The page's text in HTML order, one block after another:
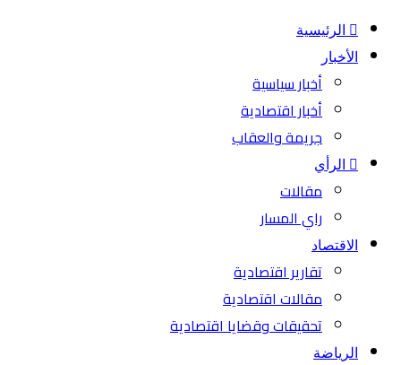
الرئيسية
الأخبار
أخبار سياسية
أخبار اقتصادية
جريمة والعقاب
الرأي
مقالات
راي المسار
الاقتصاد
تقارير اقتصادية
مقالات اقتصادية
تحقيقات وقضايا اقتصادية
الرياضة